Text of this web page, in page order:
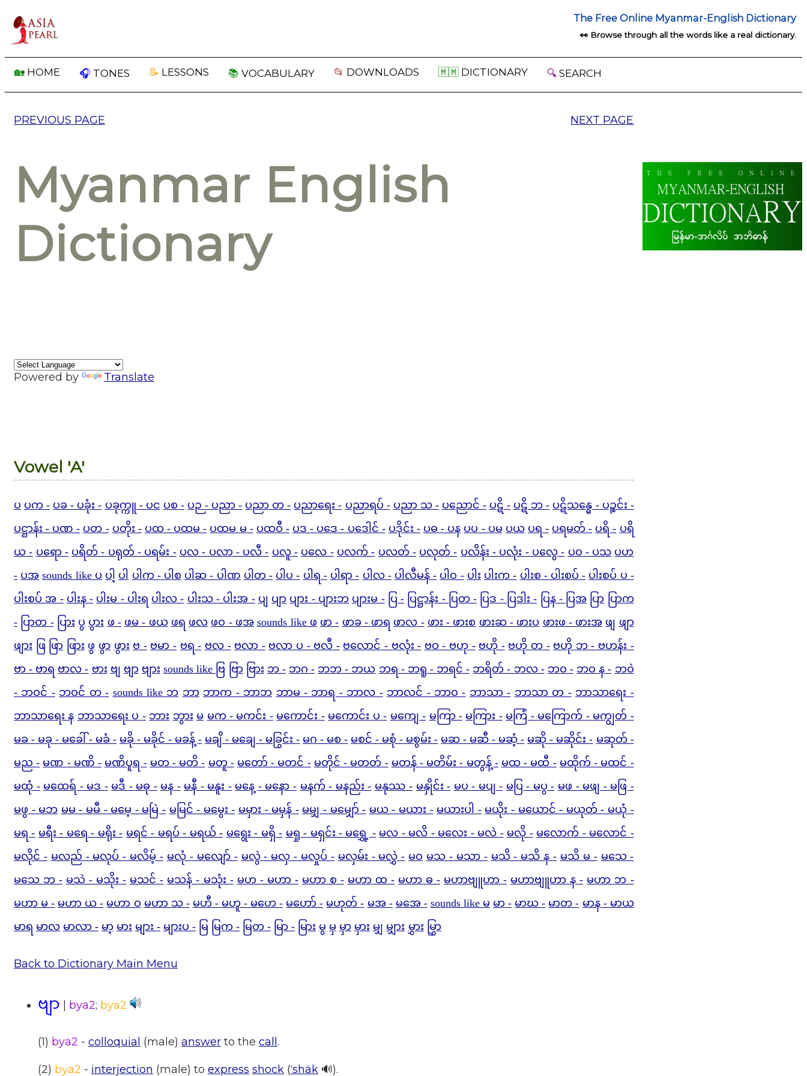
The Free Online Myanmar-English Dictionary
👀 Browse through all the words like a real dictionary.
🏡 HOME 🎧 TONES 📝 LESSONS 📚 VOCABULARY 📂 DOWNLOADS 🇲🇲 DICTIONARY 🔍 SEARCH
PREVIOUS PAGE NEXT PAGE
Myanmar English
Dictionary
Powered by Translate
Vowel 'A'
ပ ပက - ပခ - ပခုံး - ပခုက္ကူ - ပင ပစ - ပဉ - ပညာ - ပညာ တ - ပညာရေး - ပညာရပ် - ပညာ သ - ပညောင် - ပဋိ - ပဋိ ဘ - ပဋိသန္ဓေ - ပဉ္စင်း -
ပဋ္ဌာန်း - ပဏ - ပတ - ပတိုး - ပထ - ပထမ - ပထမ မ - ပထဝီ - ပဒ - ပဒေ - ပဒေါင် - ပဒိုင်း - ပဓ - ပန ပပ - ပမ ပယ ပရ - ပရမတ် - ပရိ - ပရိ
ယ - ပရော - ပရိတ် - ပရုတ် - ပရမ်း - ပလ - ပလာ - ပလီ - ပလူ - ပလေ - ပလက် - ပလတ် - ပလုတ် - ပလိန်း - ပလုံး - ပလွေ - ပဝ - ပသ ပဟ
- ပအ sounds like ပ ပါ့ ပါ ပါက - ပါစ ပါဆ - ပါဏ ပါတ - ပါပ - ပါရ - ပါရာ - ပါလ - ပါလီမန် - ပါဝ - ပါး ပါးက - ပါးစ - ပါးစပ် - ပါးစပ် ပ -
ပါးစပ် အ - ပါးန - ပါးမ - ပါးရ ပါးလ - ပါးသ - ပါးအ - ပျ ပျာ ပျား - ပျားဘ ပျားမ - ပြ - ပြဋ္ဌာန်း - ပြတ - ပြဒ - ပြဒါး - ပြန - ပြအ ပြာ ပြာက
- ပြာတ - ပြား ပွ ပွား ဖ - ဖမ - ဖယ ဖရ ဖလ ဖဝ - ဖအ sounds like ဖ ဖာ - ဖာခ - ဖာရ ဖာလ - ဖား - ဖားစ ဖားဆ - ဖားပ ဖားဖ - ဖားအ ဖျ ဖျာ
ဖျား ဖြ ဖြာ ဖြား ဖွ ဖွာ ဖွား ဗ - ဗမာ - ဗရ - ဗလ - ဗလာ - ဗလာ ပ - ဗလီ - ဗလောင် - ဗလုံး - ဗဝ - ဗဟု - ဗဟို - ဗဟို တ - ဗဟို ဘ - ဗဟန်း -
ဗာ - ဗာရ ဗာလ - ဗား ဗျ ဗျာ ဗျား sounds like ဗြ ဗြာ ဗြား ဘ - ဘဂ - ဘဘ - ဘယ ဘရ - ဘရူ - ဘရင် - ဘရိတ် - ဘလ - ဘဝ - ဘဝ န - ဘဝဲ
- ဘဝင် - ဘဝင် တ - sounds like ဘ ဘာ ဘာက - ဘာဘ ဘာမ - ဘာရ - ဘာလ - ဘာလင် - ဘာဝ - ဘာသာ - ဘာသာ တ - ဘာသာရေး -
ဘာသာရေး န ဘာသာရေး ပ - ဘား ဘွား မ မက - မကင်း - မကောင်း - မကောင်း ပ - မကျေ - မကြာ - မကြား - မကြံ - မကြောက် - မကျွတ် -
မခ - မခု - မခေါ် - မခံ - မခို - မခိုင် - မခန့် - မချိ - မချေ - မခြွင်း - မဂ - မစ - မစင် - မစုံ - မစွမ်း - မဆ - မဆီ - မဆံ့ - မဆို - မဆိုင်း - မဆုတ် -
မည - မဏ - မဏိ - မဏိပူရ - မတ - မတိ - မတူ - မတော် - မတင် - မတိုင် - မတတ် - မတန် - မတိမ်း - မတွန့် - မထ - မထီ - မထိုက် - မထင် -
မထုံ - မထေရ် - မဒ - မဒီ - မဓု - မန - မနီ - မနူး - မနေ့ - မနော - မနက် - မနည်း - မနုဿ - မနှိုင်း - မပ - မပျ - မပြ - မပွ - မဖ - မဖျ - မဖြ -
မဖွ - မဘ မမ - မမီ - မမေ့ - မမြဲ - မမြင် - မမွေး - မမှား - မမှန် - မမျှ - မမျှော် - မယ - မယား - မယားပါ - မယိုး - မယောင် - မယုတ် - မယုံ -
မရ - မရီး - မရေ - မရိုး - မရင် - မရပ် - မရယ် - မရွေး - မရှိ - မရှု - မရှင်း - မရွှေ့ - မလ - မလိ - မလေး - မလဲ - မလို - မလောက် - မလောင် -
မလိုင် - မလည် - မလုပ် - မလိမ့် - မလုံ - မလျော် - မလွဲ - မလှ - မလှုပ် - မလှမ်း - မလွှဲ - မဝ မသ - မသာ - မသိ - မသိ န - မသိ မ - မသေ -
မသေ ဘ - မသဲ - မသိုး - မသင် - မသန် - မသုံး - မဟ - မဟာ - မဟာ စ - မဟာ ထ - မဟာ ဓ - မဟာဗျူဟာ - မဟာဗျူဟာ န - မဟာ ဘ -
မဟာ မ - မဟာ ယ - မဟာ ဝ မဟာ သ - မဟီ - မဟူ - မဟေ - မဟော် - မဟုတ် - မအ - မအေ - sounds like မ မာ - မာဃ - မာတ - မာန - မာယ
မာရ မာလ မာလာ - မာ့ မား များ - များပ - မြ မြက - မြတ - မြာ - မြား မွ မှ မှာ မှား မျှ မျှား မွှား မြွှာ
Back to Dictionary Main Menu
ဗျာ | bya2; bya2
(1) bya2 - colloquial (male) answer to the call.
(2) bya2 - interjection (male) to express shock (ˈshäk 🔊).